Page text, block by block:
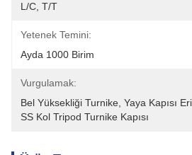
L/C, T/T
Yetenek Temini:
Ayda 1000 Birim
Vurgulamak:
Bel Yüksekliği Turnike Yaya Kapısı
SS Kol Tripod Turnike Kapısı